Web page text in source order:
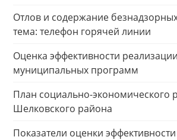
Отлов и содержание
тема: телефон горячей линии
Оценка эффективности реализации
муниципальных программ
План социально-экономического
Шелковского района
Показатели оценки